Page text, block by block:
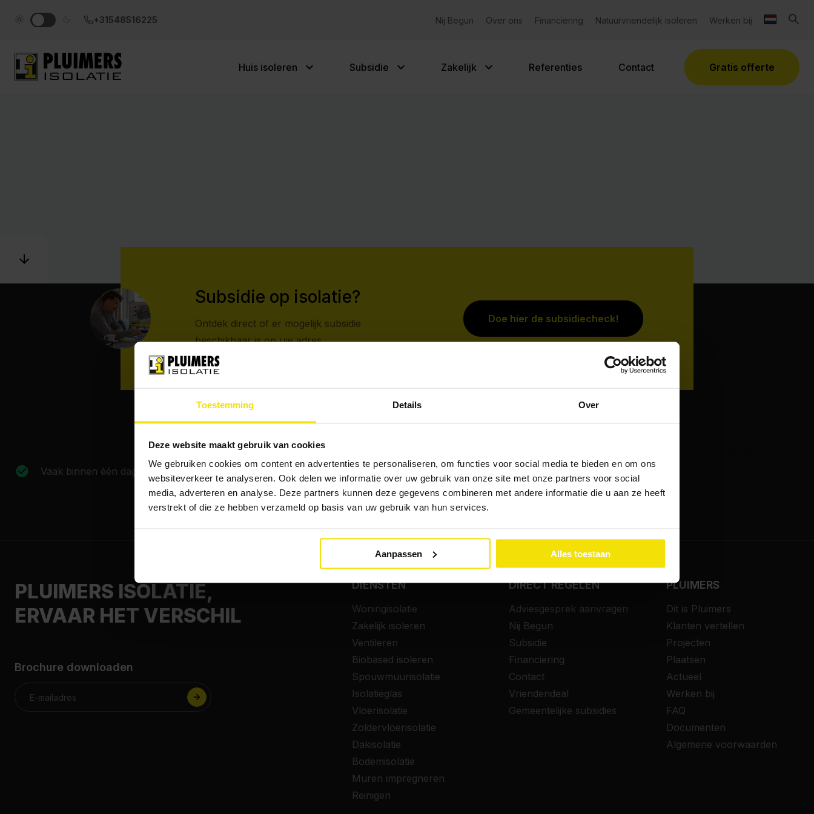
Toestemming Details Over
Deze website maakt gebruik van cookies
We gebruiken cookies om content en advertenties te personaliseren, om functies voor social media te bieden en om ons
websiteverkeer te analyseren. Ook delen we informatie over uw gebruik van onze site met onze partners voor social
media, adverteren en analyse. Deze partners kunnen deze gegevens combineren met andere informatie die u aan ze heeft
verstrekt of die ze hebben verzameld op basis van uw gebruik van hun services.
Aanpassen Alles toestaan
+31548516225 Nij Begun Over ons Financiering Natuurvriendelijk isoleren Werken bij
Huis isoleren Subsidie Zakelijk Referenties Contact Gratis offerte
Subsidie op isolatie?
Ontdek direct of er mogelijk subsidie
beschikbaar is op uw adres.
Doe hier de subsidiecheck!
Vaak binnen één dag woningisolatie Alles onder 1 dak
Powered by Google
PLUIMERS ISOLATIE,
ERVAAR HET VERSCHIL
Brochure downloaden
DIENSTEN
Woningisolatie
Zakelijk isoleren
Ventileren
Biobased isoleren
Spouwmuurisolatie
Isolatieglas
Vloerisolatie
Zoldervloerisolatie
Dakisolatie
Bodemisolatie
Muren impregneren
Reinigen
DIRECT REGELEN
Adviesgesprek aanvragen
Nij Begun
Subsidie
Financiering
Contact
Vriendendeal
Gemeentelijke subsidies
PLUIMERS
Dit is Pluimers
Klanten vertellen
Projecten
Plaatsen
Actueel
Werken bij
FAQ
Documenten
Algemene voorwaarden